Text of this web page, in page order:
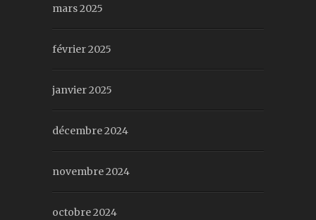
mars 2025
février 2025
janvier 2025
décembre 2024
novembre 2024
octobre 2024